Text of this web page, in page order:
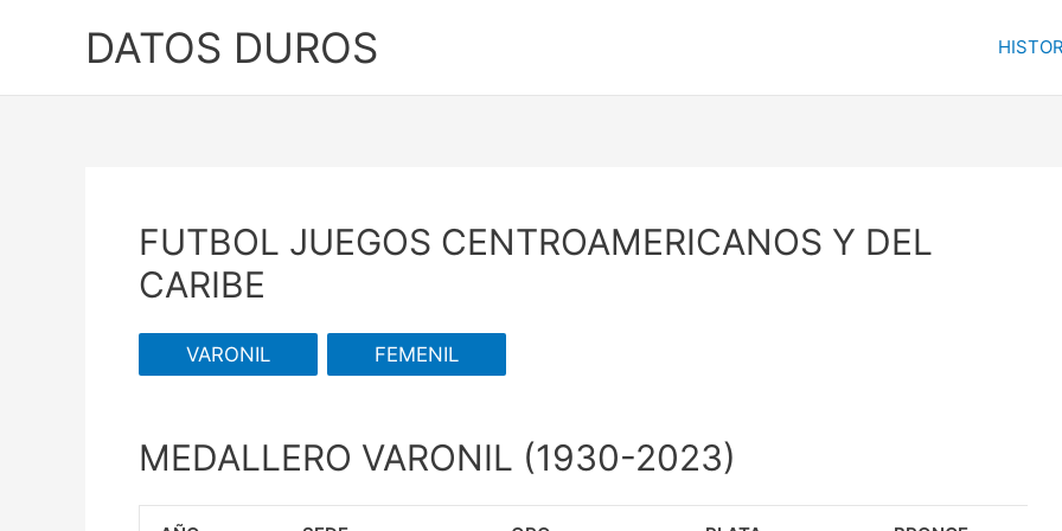
DATOS DUROS
FUTBOL JUEGOS CENTROAMERICANOS Y DEL
CARIBE
VARONIL FEMENIL
MEDALLERO VARONIL (1930-2023)